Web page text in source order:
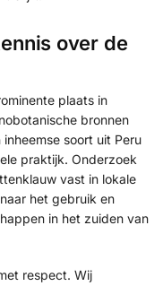
over de
plaats in
bronnen
soort uit Peru
praktijk. Onderzoek
vast in lokale
het gebruik en
in het zuiden van
respect. Wij